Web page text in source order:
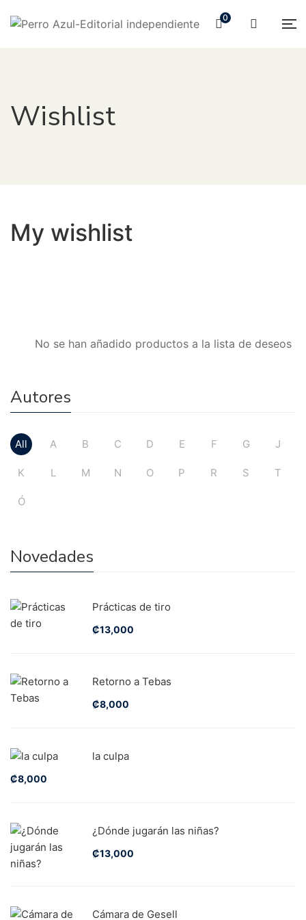
0
Wishlist
My wishlist
No se han añadido productos a la lista de deseos
Autores
All A B C D E F G J
K L M N O P R S T
Ó
Novedades
Prácticas de tiro
₡13,000
Retorno a Tebas
₡8,000
la culpa
₡8,000
¿Dónde jugarán las niñas?
₡13,000
Cámara de Gesell